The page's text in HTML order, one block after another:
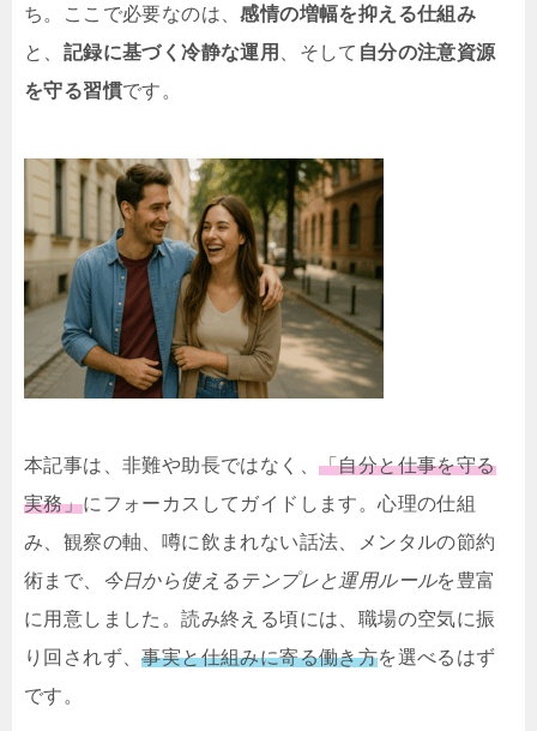
ち。ここで必要なのは、感情の増幅を抑える仕組み
と、 記録に基づく冷静な運用 、そして 自分の注意資源
を守る習慣です。
本記事は、非難や助長ではなく、 「自分と仕事を守る
実務」にフォーカスしてガイドします。心理の仕組
み、観察の軸、噂に飲まれない話法、メンタルの節約
術まで、
今日から使えるテンプレと運用ルールを豊富
に用意しました。読み終える頃には、職場の空気に振
り回されず、事実と仕組みに寄る働き方を選べるはず
です。